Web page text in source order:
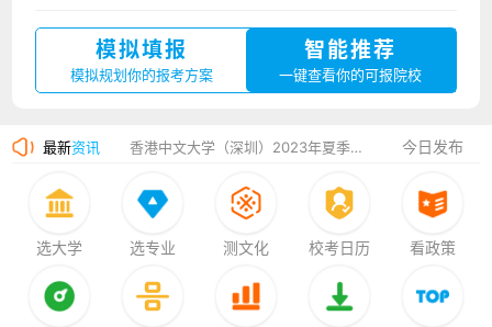
模拟填报
模拟规划你的报考方案
智能推荐
一键查看你的可报院校
最新资讯
广州华立科技职业学院2023年夏季高考招生简章
香港中文大学（深圳）2023年夏季高考招生简章
厦门大学嘉庚学院2023年艺术类招生简章
今日发布
选大学 选专业 测文化 校考日历 看政策